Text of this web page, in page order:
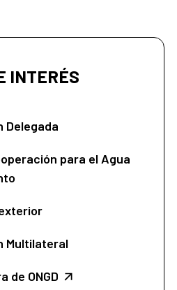
INTERÉS
Delegada
para el Agua
Multilateral
de ONGD